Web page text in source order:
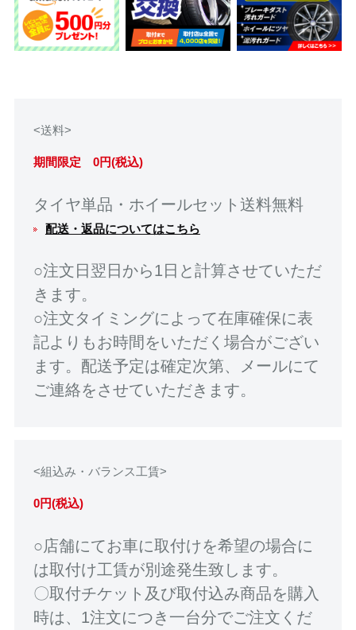
<送料>
期間限定 0円(税込)
タイヤ単品・ホイールセット送料無料
配送・返品についてはこちら
○注文日翌日から1日と計算させていただ
きます。
○注文タイミングによって在庫確保に表
記よりもお時間をいただく場合がござい
ます。配送予定は確定次第、メールにて
ご連絡をさせていただきます。
<組込み・バランス工賃>
0円(税込)
○店舗にてお車に取付けを希望の場合に
は取付け工賃が別途発生致します。
〇取付チケット及び取付込み商品を購入
時は、1注文につき一台分でご注文くだ